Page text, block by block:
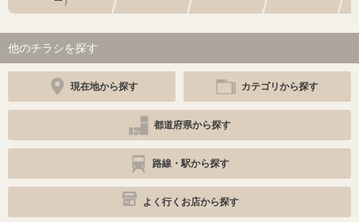
他のチラシを探す
現在地から探す カテゴリから探す
都道府県から探す
路線・駅から探す
よく行くお店から探す